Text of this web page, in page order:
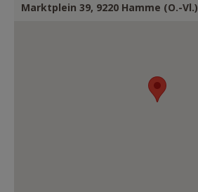
Marktplein 39, 9220 Hamme (O.-Vl.)